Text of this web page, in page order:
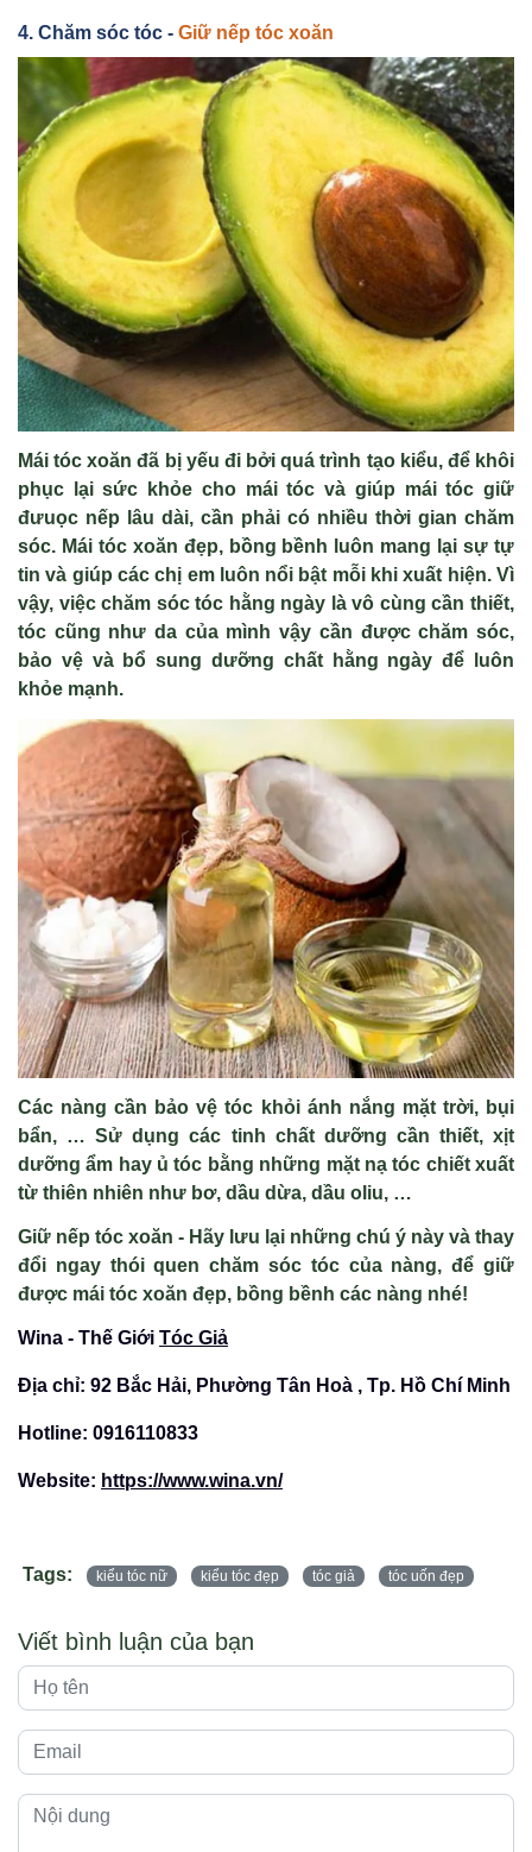
4. Chăm sóc tóc - Giữ nếp tóc xoăn
Mái tóc xoăn đã bị yếu đi bởi quá trình tạo kiểu, để khôi
phục lại sức khỏe cho mái tóc và giúp mái tóc giữ
đưuọc nếp lâu dài, cần phải có nhiều thời gian chăm
sóc. Mái tóc xoăn đẹp, bồng bềnh luôn mang lại sự tự
tin và giúp các chị em luôn nổi bật mỗi khi xuất hiện. Vì
vậy, việc chăm sóc tóc hằng ngày là vô cùng cần thiết,
tóc cũng như da của mình vậy cần được chăm sóc,
bảo vệ và bổ sung dưỡng chất hằng ngày để luôn
khỏe mạnh.
Các nàng cần bảo vệ tóc khỏi ánh nắng mặt trời, bụi
bẩn, … Sử dụng các tinh chất dưỡng cần thiết, xịt
dưỡng ẩm hay ủ tóc bằng những mặt nạ tóc chiết xuất
từ thiên nhiên như bơ, dầu dừa, dầu oliu, …
Giữ nếp tóc xoăn - Hãy lưu lại những chú ý này và thay
đổi ngay thói quen chăm sóc tóc của nàng, để giữ
được mái tóc xoăn đẹp, bồng bềnh các nàng nhé!
Wina - Thế Giới Tóc Giả
Địa chỉ: 92 Bắc Hải, Phường Tân Hoà , Tp. Hồ Chí Minh
Hotline: 0916110833
Website: https://www.wina.vn/
Tags: kiểu tóc nữ kiểu tóc đẹp tóc giả tóc uốn đẹp
Viết bình luận của bạn